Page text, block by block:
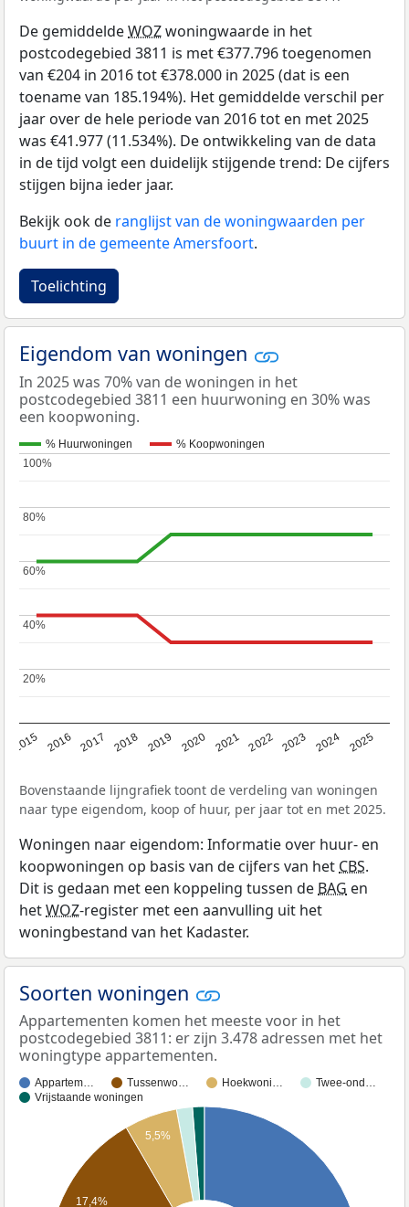
De gemiddeldeWOZwoningwaarde in het
postcodegebied 3811 is met €377.796 toegenomen
van €204 in 2016 tot €378.000 in 2025 (dat is een
toename van 185.194%). Het gemiddelde verschil per
jaar over de hele periode van 2016 tot en met 2025
was €41.977 (11.534%). De ontwikkeling van de data
in de tijd volgt een duidelijk stijgende trend: De cijfers
stijgen bijna ieder jaar.
Bekijk ook de ranglijst van de woningwaarden per
buurt in de gemeente Amersfoort.
Toelichting
Eigendom van woningen
In 2025 was 70% van de woningen in het
postcodegebied 3811 een huurwoning en 30% was
een koopwoning.
% Huurwoningen % Koopwoningen
2015 2016 2017 2018 2019 2020 2021 2022 2023 2024 2025
20%
20%
40%
40%
60%
60%
80%
80%
100%
100%
Bovenstaande lijngrafiek toont de verdeling van woningen
naar type eigendom, koop of huur, per jaar tot en met 2025.
Woningen naar eigendom: Informatie over huur- en
koopwoningen op basis van de cijfers van het CBS.
Dit is gedaan met een koppeling tussen de BAG en
hetWOZ-register met een aanvulling uit het
woningbestand van het Kadaster.
Soorten woningen
Appartementen komen het meeste voor in het
postcodegebied 3811: er zijn 3.478 adressen met het
woningtype appartementen.
Appartem… Tussenwo… Hoekwoni…
Twee-ond…
Vrijstaande woningen
5,5%
17,4%